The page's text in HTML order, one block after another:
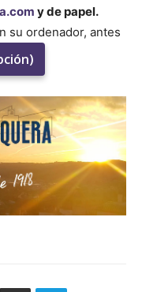
y de papel.
su ordenador, antes